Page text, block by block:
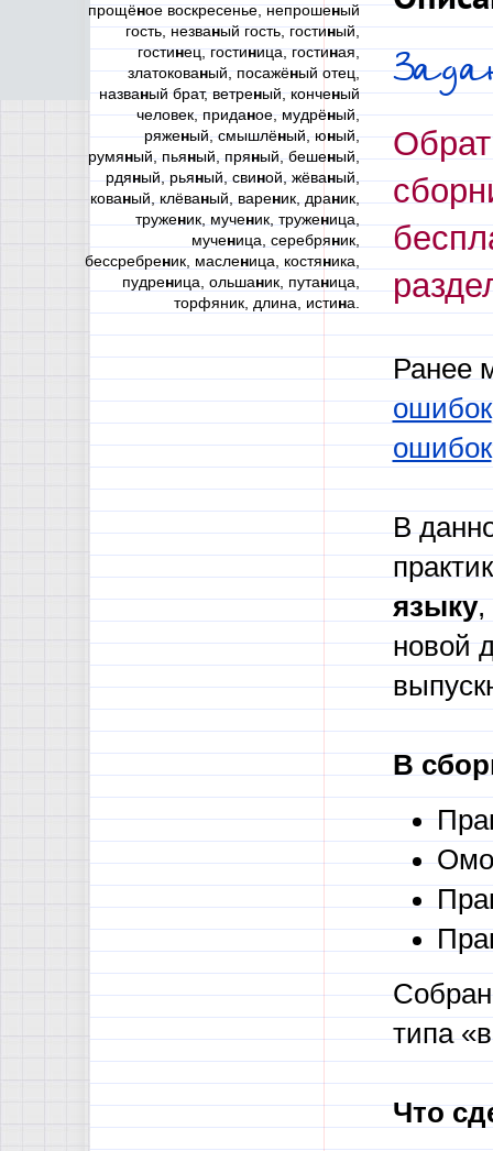
прощёное воскресенье, непрошеный
гость, незваный гость, гостиный,
гостинец, гостиница, гостиная,
златокованый, посажёный отец,
названый брат, ветреный, конченый
человек, приданое, мудрёный,
ряженый, смышлёный, юный,
румяный, пьяный, пряный, бешеный,
рдяный, рьяный, свиной, жёваный,
кованый, клёваный, вареник, драник,
труженик, мученик, труженица,
мученица, серебряник,
бессребреник, масленица, костяника,
пудреница, ольшаник, путаница,
торфяник, длина, истина.
Ранее
ошибок
ошибок
В
языку,
новой
В
типа
Что